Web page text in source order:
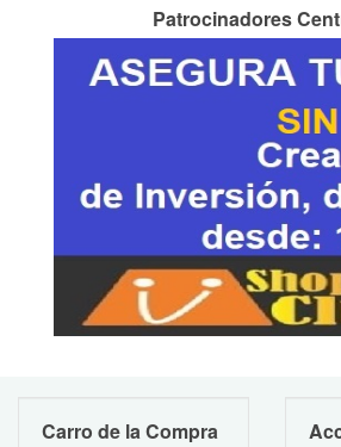
Patrocinadores
Carro de la Compra